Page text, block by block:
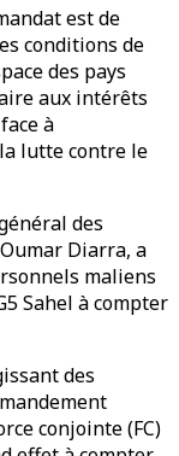
est de
conditions de
des pays
aux intérêts
à
lutte contre le
des
Diarra, a
maliens
Sahel à compter
des
conjointe (FC)